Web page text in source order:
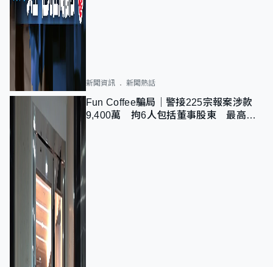
新聞資訊 新聞熱話
Fun Coffee騙局｜警接225宗報案涉款
9,400萬 拘6人包括董事股東 最高金